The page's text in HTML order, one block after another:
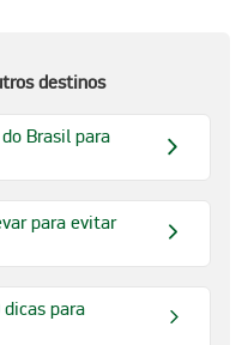
destinos
Brasil para
para evitar
para